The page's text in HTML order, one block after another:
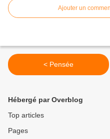
Ajouter un
< Pensée
Hébergé par Overblog
Top articles
Pages